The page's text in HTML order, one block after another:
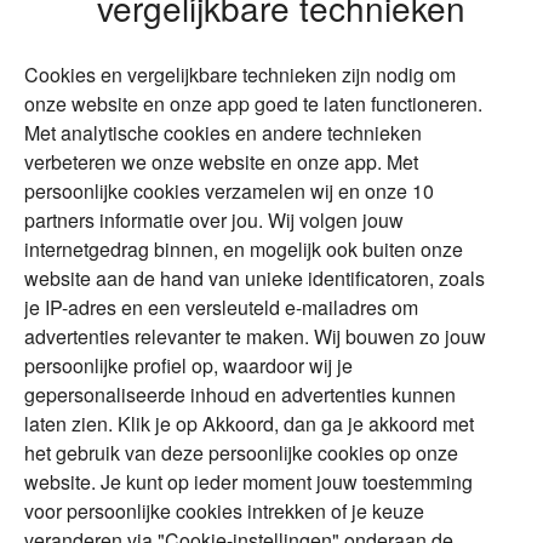
Wonen
Schenken
Duurzaam
Vermogensplanning
Tweede huis in
buitenland
DGA
Erfenis
Over Financial Focus
Specialisten
Financial Focus
magazine
The Exit Years
Contact
Alles voor en over vermogenden.
Over ABN AMRO Veiligheid
Privacy & Cookies
Cookies en vergelijkbare technieken zijn nodig om
onze website en onze app goed te laten functioneren.
Met analytische cookies en andere technieken
verbeteren we onze website en onze app. Met
persoonlijke cookies verzamelen wij en onze 10
partners informatie over jou. Wij volgen jouw
internetgedrag binnen, en mogelijk ook buiten onze
website aan de hand van unieke identificatoren, zoals
je IP-adres en een versleuteld e-mailadres om
advertenties relevanter te maken. Wij bouwen zo jouw
persoonlijke profiel op, waardoor wij je
gepersonaliseerde inhoud en advertenties kunnen
laten zien. Klik je op Akkoord, dan ga je akkoord met
het gebruik van deze persoonlijke cookies op onze
website. Je kunt op ieder moment jouw toestemming
voor persoonlijke cookies intrekken of je keuze